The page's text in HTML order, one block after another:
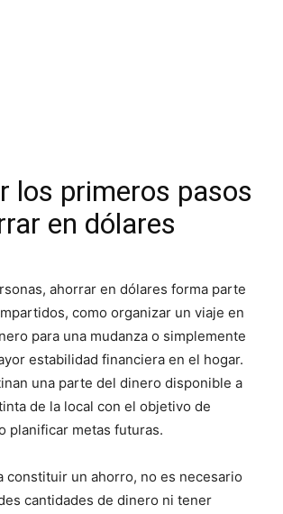
los primeros pasos
en dólares
ahorrar en dólares forma parte
como organizar un viaje en
para una mudanza o simplemente
estabilidad financiera en el hogar.
una parte del dinero disponible a
de la local con el objetivo de
planificar metas futuras.
constituir un ahorro, no es necesario
cantidades de dinero ni tener